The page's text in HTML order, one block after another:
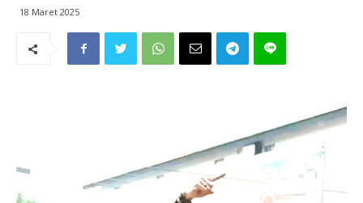
18 Maret 2025